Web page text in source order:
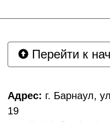
Перейти к
Адрес: г. Барнаул,
19